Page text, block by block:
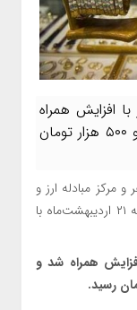
افزایش همراه
شد و سکه طرح جدید به ۱۹۸ میلیون و ۵۰۰ هزار تومان
و مرکز مبادله ارز و
طلای ایران، قیمت طلا، سکه و ارز امروز دوشنبه ۲۱ اردیبهشت‌ماه با
همراه شد و